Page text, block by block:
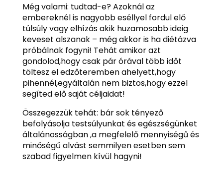
Még valami: tudtad-e? Azoknál az
embereknél is nagyobb eséllyel fordul elő
túlsúly vagy elhízás akik huzamosabb ideig
keveset alszanak – még akkor is ha diétázva
próbálnak fogyni! Tehát amikor azt
gondolod,hogy csak pár órával több időt
töltesz el edzőteremben ahelyett,hogy
pihennél,egyáltalán nem biztos,hogy ezzel
segíted elő saját céljaidat!
Összegezzük tehát: bár sok tényező
befolyásolja testsúlyunkat és egészségünket
általánosságban ,a megfelelő mennyiségű és
minőségű alvást semmilyen esetben sem
szabad figyelmen kívül hagyni!